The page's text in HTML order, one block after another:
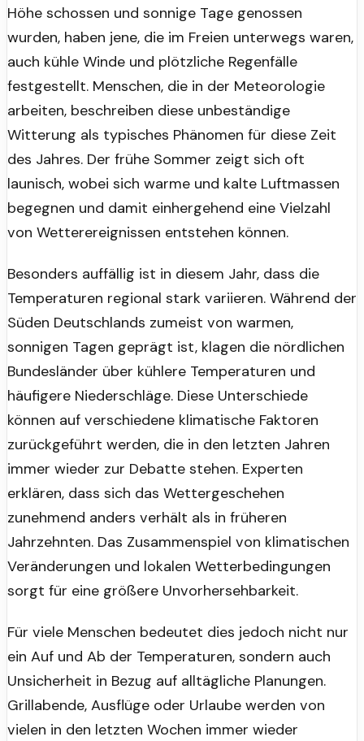
Höhe schossen und sonnige Tage genossen
wurden, haben jene, die im Freien unterwegs waren,
auch kühle Winde und plötzliche Regenfälle
festgestellt. Menschen, die in der Meteorologie
arbeiten, beschreiben diese unbeständige
Witterung als typisches Phänomen für diese Zeit
des Jahres. Der frühe Sommer zeigt sich oft
launisch, wobei sich warme und kalte Luftmassen
begegnen und damit einhergehend eine Vielzahl
von Wetterereignissen entstehen können.
Besonders auffällig ist in diesem Jahr, dass die
Temperaturen regional stark variieren. Während der
Süden Deutschlands zumeist von warmen,
sonnigen Tagen geprägt ist, klagen die nördlichen
Bundesländer über kühlere Temperaturen und
häufigere Niederschläge. Diese Unterschiede
können auf verschiedene klimatische Faktoren
zurückgeführt werden, die in den letzten Jahren
immer wieder zur Debatte stehen. Experten
erklären, dass sich das Wettergeschehen
zunehmend anders verhält als in früheren
Jahrzehnten. Das Zusammenspiel von klimatischen
Veränderungen und lokalen Wetterbedingungen
sorgt für eine größere Unvorhersehbarkeit.
Für viele Menschen bedeutet dies jedoch nicht nur
ein Auf und Ab der Temperaturen, sondern auch
Unsicherheit in Bezug auf alltägliche Planungen.
Grillabende, Ausflüge oder Urlaube werden von
vielen in den letzten Wochen immer wieder